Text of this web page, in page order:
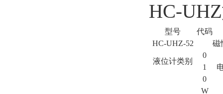
HC-
型号
代码
HC-UHZ-52
磁
液位计类别
0
1
0
W